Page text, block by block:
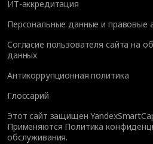
ИТ-аккредитация
Персональные данные и правовые
Согласие пользователя сайта на
данных
Антикоррупционная политика
Глоссарий
Этот сайт защищен
Применяются Политика
обслуживания.